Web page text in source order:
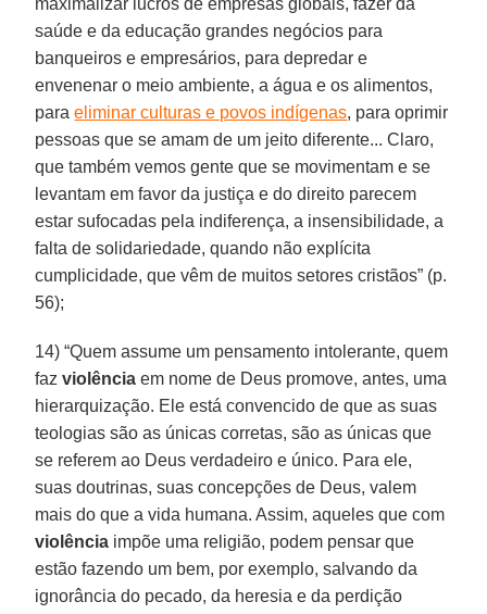
saúde e da educação grandes negócios para
banqueiros e empresários, para depredar e
envenenar o meio ambiente, a água e os alimentos,
paraeliminar culturas e povos indígenas, para oprimir
pessoas que se amam de um jeito diferente... Claro,
que também vemos gente que se movimentam e se
levantam em favor da justiça e do direito parecem
estar sufocadas pela indiferença, a insensibilidade, a
falta de solidariedade, quando não explícita
cumplicidade, que vêm de muitos setores cristãos” (p.
56);
14) “Quem assume um pensamento intolerante, quem
fazviolência em nome de Deus promove, antes, uma
hierarquização. Ele está convencido de que as suas
teologias são as únicas corretas, são as únicas que
se referem ao Deus verdadeiro e único. Para ele,
suas doutrinas, suas concepções de Deus, valem
mais do que a vida humana. Assim, aqueles que com
violência impõe uma religião, podem pensar que
estão fazendo um bem, por exemplo, salvando da
ignorância do pecado, da heresia e da perdição